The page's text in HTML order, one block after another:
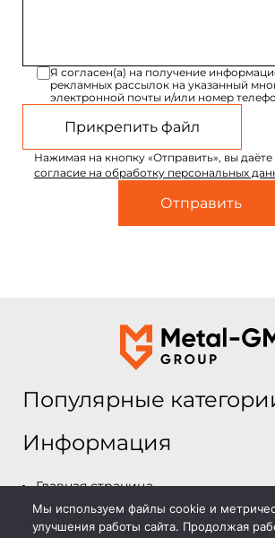
Я согласен(а) на получение
рекламных рассылок на указанный
электронной почты и/или номер
Прикрепить файл
Нажимая на кнопку «Отправить», вы даёте
согласие на обработку персональных
Популярные
Информация
Главная страница
Каталог
Мы используем файлы cookie и
улучшения работы сайта. Продолжая